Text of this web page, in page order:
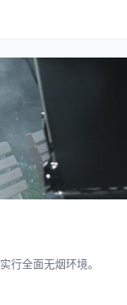
行全面无烟环境。